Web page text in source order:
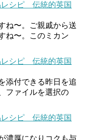
レシピ 伝統的英国
ね〜。ご親戚から送
ね〜。このミカン
レシピ 伝統的英国
添付できる昨日を追
ファイルを選択の
レシピ 伝統的英国